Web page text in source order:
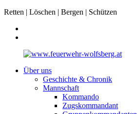
Retten | Löschen | Bergen | Schützen
Über uns
Geschichte & Chronik
Mannschaft
Kommando
Zugskommandant